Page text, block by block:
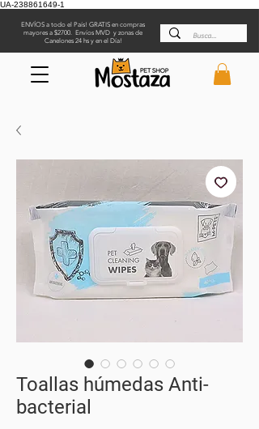
UA-238861649-1
ENVÍOS a todo el País! GRATIS en compras
mayores a $2700. Envíos MVD y zonas de
Canelones 24 hs y en el Día!
Toallas húmedas Anti-
bacterial